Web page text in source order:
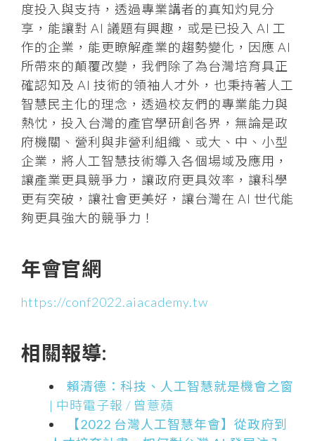
度投入與支持，透過專業講者的真知灼見分
享，能讓對 AI 議題有興趣，或是已投入 AI 工
作的企業，能更瞭解產業的趨勢變化，因應 AI
所帶來的顛覆改變，我們除了為台灣培育具正
確認知及 AI 技術的領袖人才外，也秉持著人工
智慧民主化的理念，透過校友們的專業能力與
熱忱，投入台灣的產官學研創各界，無論是政
府機關、營利與非營利組織、或大、中、小型
企業，將人工智慧技術導入各個場域及應用，
讓產業更具競爭力，讓政府更具效率，讓科學
更有突破，讓社會更美好，讓台灣在 AI 世代能
夠更具強大的競爭力！
年會官網
https://conf2022.aiacademy.tw
相關報導:
賴清德：科技、人工智慧就是機會之窗
| 中時電子報 / 曾薏蘋
【2022 台灣人工智慧年會】從政府到